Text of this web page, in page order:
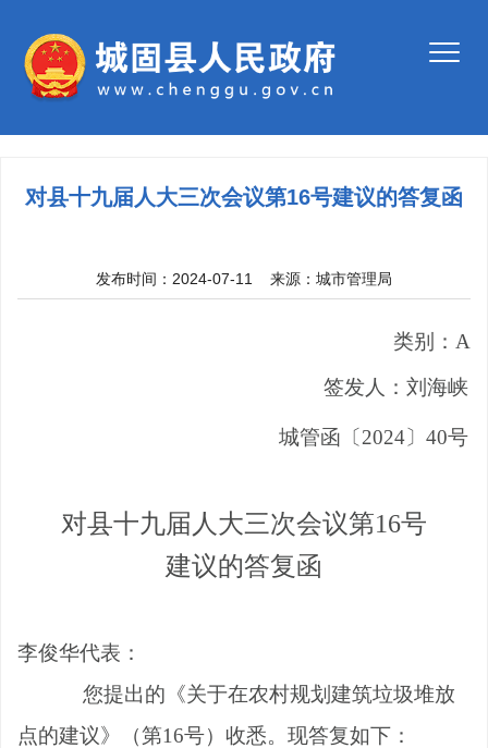
对县十九届人大三次会议第16号建议的答复函
发布时间：2024-07-11 来源： 城市管理局
类别： A
签发人：刘海峡
城管函〔2024〕40号
对县十九届人大三次会议第16号
建议的答复函
李俊华代表：
您提出的《关于在农村规划建筑垃圾堆放
点的建议》（第16号）收悉。现答复如下：